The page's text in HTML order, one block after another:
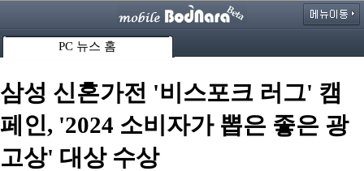
PC 뉴스 홈
삼성 신혼가전 '비스포크 러그' 캠
페인, '2024 소비자가 뽑은 좋은 광
고상' 대상 수상